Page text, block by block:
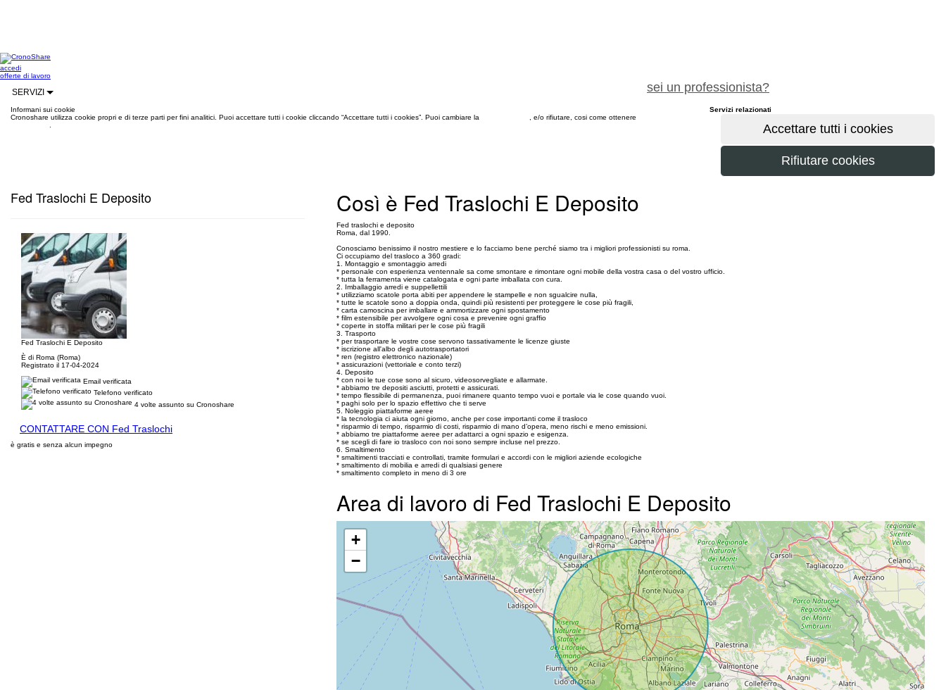
accedi
sei un professionista?
offerte di lavoro
SERVIZI
Informani sui cookie
Cronoshare utilizza cookie propri e di terze parti per fini analitici. Puoi accettare tutti i cookie cliccando “Accettare tutti i cookies”. Puoi cambiare la
, e/o rifiutare, cosi come ottenere
Fed Traslochi E Deposito
Fed Traslochi E Deposito
È di Roma (Roma)
Registrato il 17-04-2024
Email verificata
Telefono verificato
4 volte assunto su Cronoshare
CONTATTARE CON Fed Traslochi
è gratis e senza alcun impegno
Così è Fed Traslochi E Deposito
Fed traslochi e deposito
Roma, dal 1990.
Conosciamo benissimo il nostro mestiere e lo facciamo bene perché siamo tra i migliori professionisti su roma.
Ci occupiamo del trasloco a 360 gradi:
1. Montaggio e smontaggio arredi
* personale con esperienza ventennale sa come smontare e rimontare ogni mobile della vostra casa o del vostro ufficio.
* tutta la ferramenta viene catalogata e ogni parte imballata con cura.
2. Imballaggio arredi e suppellettili
* utilizziamo scatole porta abiti per appendere le stampelle e non sgualcire nulla,
* tutte le scatole sono a doppia onda, quindi più resistenti per proteggere le cose più fragili,
* carta camoscina per imballare e ammortizzare ogni spostamento
* film estensibile per avvolgere ogni cosa e prevenire ogni graffio
* coperte in stoffa militari per le cose più fragili
3. Trasporto
* per trasportare le vostre cose servono tassativamente le licenze giuste
* iscrizione all'albo degli autotrasportatori
* ren (registro elettronico nazionale)
* assicurazioni (vettoriale e conto terzi)
4. Deposito
* con noi le tue cose sono al sicuro, videosorvegliate e allarmate.
* abbiamo tre depositi asciutti, protetti e assicurati.
* tempo flessibile di permanenza, puoi rimanere quanto tempo vuoi e portale via le cose quando vuoi.
* paghi solo per lo spazio effettivo che ti serve
5. Noleggio piattaforme aeree
* la tecnologia ci aiuta ogni giorno, anche per cose importanti come il trasloco
* risparmio di tempo, risparmio di costi, risparmio di mano d’opera, meno rischi e meno emissioni.
* abbiamo tre piattaforme aeree per adattarci a ogni spazio e esigenza.
* se scegli di fare io trasloco con noi sono sempre incluse nel prezzo.
6. Smaltimento
* smaltimenti tracciati e controllati, tramite formulari e accordi con le migliori aziende ecologiche
* smaltimento di mobilia e arredi di qualsiasi genere
* smaltimento completo in meno di 3 ore
Area di lavoro di Fed Traslochi E Deposito
+
−
Servizi relazionati